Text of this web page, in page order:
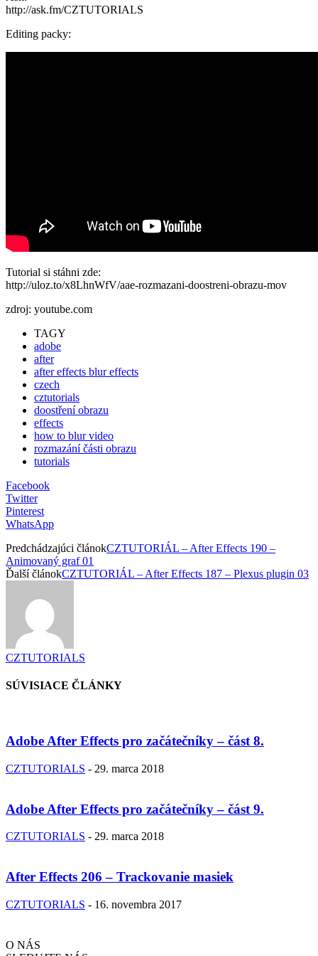
http://ask.fm/CZTUTORIALS
Editing packy:
Tutorial si stáhni zde:
http://uloz.to/x8LhnWfV/aae-rozmazani-doostreni-obrazu-mov
zdroj: youtube.com
TAGY
adobe
after
after effects blur effects
czech
cztutorials
doostření obrazu
effects
how to blur video
rozmazání části obrazu
tutorials
Facebook
Twitter
Pinterest
WhatsApp
Predchádzajúci článokCZTUTORIÁL – After Effects 190 –
Animovaný graf 01
Ďalší článokCZTUTORIÁL – After Effects 187 – Plexus plugin 03
CZTUTORIALS
SÚVISIACE ČLÁNKY
Adobe After Effects pro začátečníky – část 8.
CZTUTORIALS - 29. marca 2018
Adobe After Effects pro začátečníky – část 9.
CZTUTORIALS - 29. marca 2018
After Effects 206 – Trackovanie masiek
CZTUTORIALS - 16. novembra 2017
O NÁS